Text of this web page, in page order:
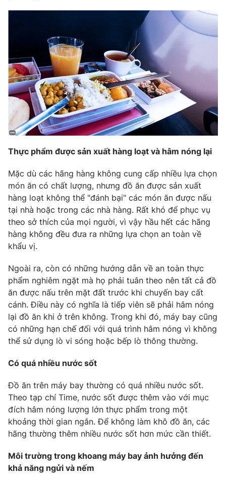
Phim VTV
Khán giả
Giải sao mai
Âm nhạc
Sao
Du lịch
Làm đẹp
Chất lượng cuộc sống
Giáo dục
Tuyển sinh
Học trực tuyến
Công nghệ
Hitech Công nghệ tương lai
Sản phẩm
Thị trường
Tư vấn
Giao lưu trực tuyến
Lịch phát sóng
Chuyên mục khác
Emagazine Podcast
Photo
Video Shorts video
VTV Money VTV Thể thao
VTV Sức khoẻ Bất động sản
Thị trường 24h
VTV4 Vươn mình bằng AI
VTV9 VTV8
Liên hệ tòa soạn English
Thực phẩm được sản xuất hàng loạt và hâm nóng lại
Mặc dù các hãng hàng không cung cấp nhiều lựa chọn
món ăn có chất lượng, nhưng đồ ăn được sản xuất
hàng loạt không thể "đánh bại" các món ăn được nấu
tại nhà hoặc trong các nhà hàng. Rất khó để phục vụ
theo sở thích của mọi người, vì vậy hầu hết các hãng
hàng không đều đưa ra những lựa chọn an toàn về
khẩu vị.
Ngoài ra, còn có những hướng dẫn về an toàn thực
phẩm nghiêm ngặt mà họ phải tuân theo nên tất cả đồ
ăn được nấu trên mặt đất trước khi chuyến bay cất
cánh. Điều này có nghĩa là tiếp viên sẽ phải hâm nóng
lại đồ ăn khi ở trên không. Trong khi đó, máy bay cũng
có những hạn chế đối với quá trình hâm nóng vì không
thể sử dụng lò vi sóng hoặc bếp lò thông thường.
Có quá nhiều nước sốt
Đồ ăn trên máy bay thường có quá nhiều nước sốt.
Theo tạp chí Time, nước sốt được thêm vào với mục
đích hâm nóng lượng lớn thực phẩm trong một
khoảng thời gian ngắn. Để không làm khô đồ ăn, các
hãng thường thêm nhiều nước sốt hơn mức cần thiết.
Môi trường trong khoang máy bay ảnh hưởng đến
khả năng ngửi và nếm